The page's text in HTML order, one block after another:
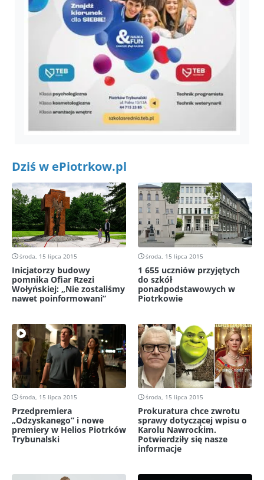
Dziś w ePiotrkow.pl
środa, 15 lipca 2015
Inicjatorzy budowy
pomnika Ofiar Rzezi
Wołyńskiej: „Nie zostaliśmy
nawet poinformowani”
środa, 15 lipca 2015
1 655 uczniów przyjętych
do szkół
ponadpodstawowych w
Piotrkowie
środa, 15 lipca 2015
Przedpremiera
„Odzyskanego” i nowe
premiery w Helios Piotrków
Trybunalski
środa, 15 lipca 2015
Prokuratura chce zwrotu
sprawy dotyczącej wpisu o
Karolu Nawrockim.
Potwierdziły się nasze
informacje